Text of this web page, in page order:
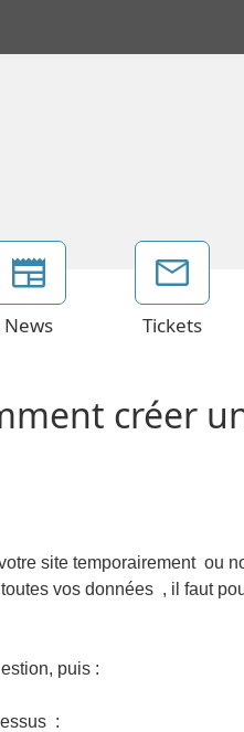
News Tickets
créer
site temporairement ou
vos données , il faut
puis :
: